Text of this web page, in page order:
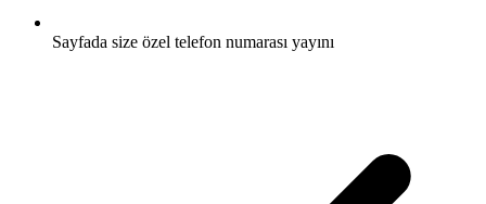
Sayfada size özel telefon numarası yayını